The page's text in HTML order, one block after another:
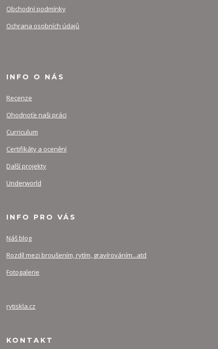
Obchodní podmínky
Ochrana osobních údajů
INFO O NÁS
Recenze
Ohodnoťe naši práci
Curriculum
Certifikáty a ocenění
Další projekty
Underworld
INFO PRO VÁS
Náš blog
Rozdíl mezi broušením, rytím, gravírováním...atd
Fotogalerie
rytiskla.cz
KONTAKT